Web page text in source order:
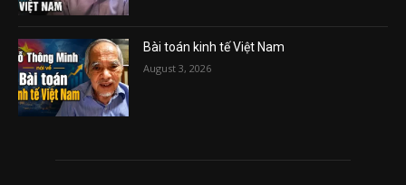
Bài toán kinh tế Việt Nam
August 3, 2026